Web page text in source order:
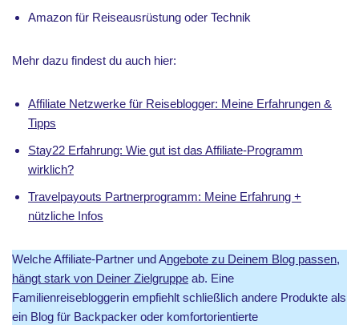
Amazon für Reiseausrüstung oder Technik
Mehr dazu findest du auch hier:
Affiliate Netzwerke für Reiseblogger: Meine Erfahrungen &
Tipps
Stay22 Erfahrung: Wie gut ist das Affiliate-Programm
wirklich?
Travelpayouts Partnerprogramm: Meine Erfahrung +
nützliche Infos
Welche Affiliate-Partner und Angebote zu Deinem Blog passen,
hängt stark von Deiner Zielgruppe ab. Eine
Familienreisebloggerin empfiehlt schließlich andere Produkte als
ein Blog für Backpacker oder komfortorientierte